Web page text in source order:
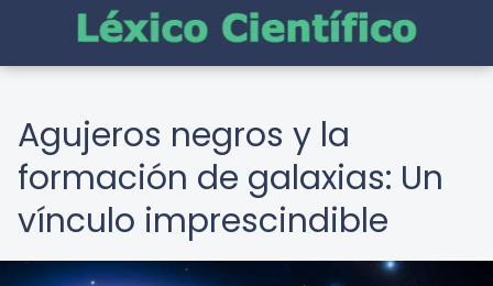
Agujeros negros y la
formación de galaxias: Un
vínculo imprescindible